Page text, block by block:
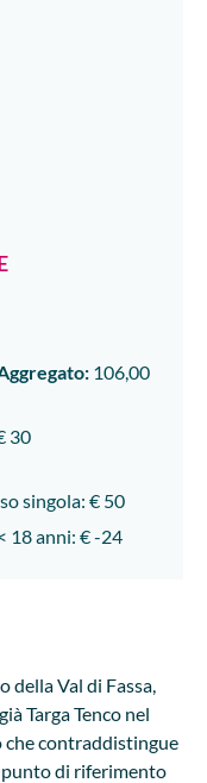
106,00
30
singola: € 50
18 anni: € -24
della Val di Fassa,
Targa Tenco nel
che contraddistingue
punto di riferimento